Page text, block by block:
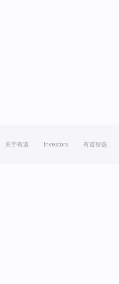
关于有道 Investors 有道智选